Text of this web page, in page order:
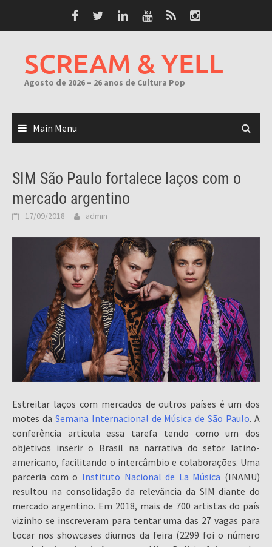
SCREAM & YELL
Agosto de 2026 – 26 anos de Cultura Pop
Main Menu
SIM São Paulo fortalece laços com o
mercado argentino
17/09/2018 admin
Estreitar laços com mercados de outros países é um dos
motes da Semana Internacional de Música de São Paulo. A
conferência articula essa tarefa tendo como um dos
objetivos inserir o Brasil na narrativa do setor latino-
americano, facilitando o intercâmbio e colaborações. Uma
parceria com o Instituto Nacional de La Música (INAMU)
resultou na consolidação da relevância da SIM diante do
mercado argentino. Em 2018, mais de 700 artistas do país
vizinho se inscreveram para tentar uma das 27 vagas para
tocar nos showcases diurnos da feira (2299 foi o número